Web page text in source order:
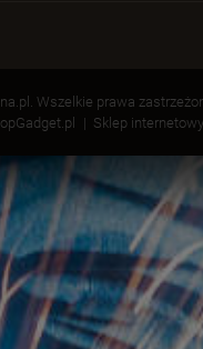
Wszelkie prawa
Sklep